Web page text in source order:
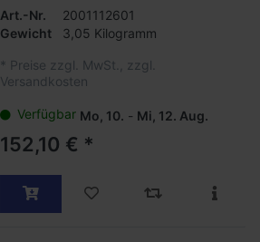
Art.-Nr.
2001112601
Gewicht
3,05 Kilogramm
* Preise zzgl. MwSt., zzgl.
Versandkosten
Verfügbar Mo, 10. - Mi, 12. Aug.
152,10 € *